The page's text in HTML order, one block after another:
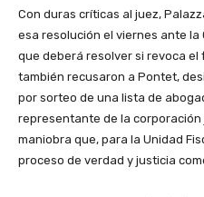
Con duras críticas al juez,
esa resolución el viernes ante la
que deberá resolver si revoca el
también recusaron a Pontet,
por sorteo de una lista de
representante de la corporación
maniobra que, para la Unidad
proceso de verdad y justicia